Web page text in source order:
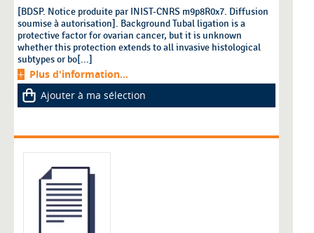
[BDSP. Notice produite par INIST-CNRS m9p8R0x7. Diffusion
soumise à autorisation]. Background Tubal ligation is a
protective factor for ovarian cancer, but it is unknown
whether this protection extends to all invasive histological
subtypes or bo[...]
Plus d'information...
Ajouter à ma sélection